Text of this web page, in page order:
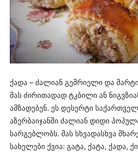
ქადა – ძალიან გემრიელი და
მას ძირითადად ტკბილი ან
ამზადებენ. ეს დესერტი
აზერბაიჯანში ძალიან დიდი
სარგებლობს. მას სხვადასხვა
სახელები ქვია: გატა, ქატა, ქადა,